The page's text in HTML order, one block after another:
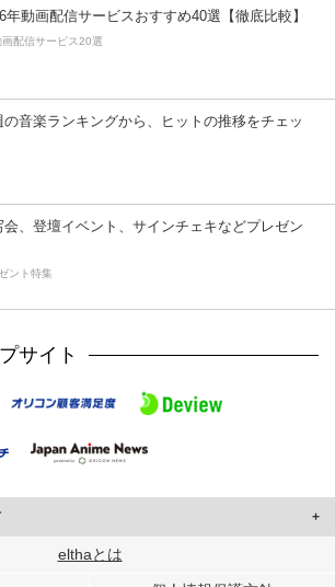
年動画配信サービスおすすめ40選【徹底比較】
画配信サービス20選
の音楽ランキングから、ヒットの推移をチェッ
会、登壇イベント、サインチェキなどプレゼン
ント特集
サイト
使用して、ユーザーに合わせたコンテンツや広告の
elthaとは